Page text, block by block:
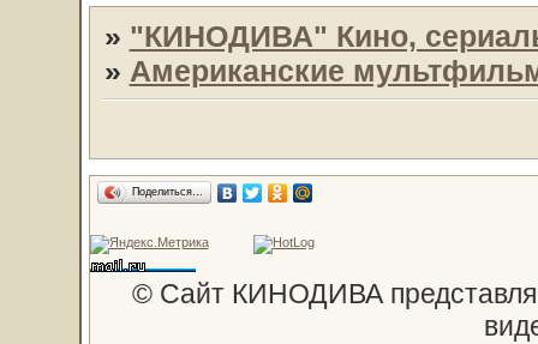
» "КИНОДИВА" Кино,
» Американские
Поделиться…
© Сайт КИНОДИВА